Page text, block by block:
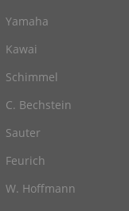
Yamaha
Kawai
Schimmel
C. Bechstein
Sauter
Feurich
W. Hoffmann